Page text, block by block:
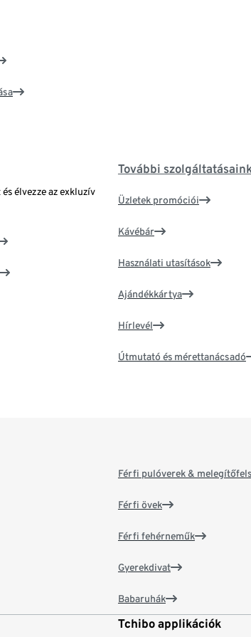
élvezze az exkluzív
További
Üzletek promóciói
Kávébár
Használati utasítások
Ajándékkártya
Hírlevél
Útmutató és mérettanácsadó
Férfi pulóverek &
Férfi övek
Férfi fehérneműk
Gyerekdivat
Babaruhák
Tchibo applikációk